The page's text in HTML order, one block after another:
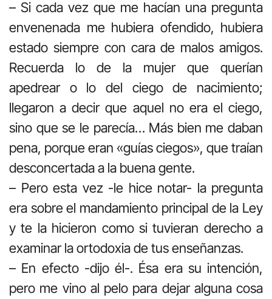
– Si cada vez que me hacían una pregunta
envenenada me hubiera ofendido, hubiera
estado siempre con cara de malos amigos.
Recuerda lo de la mujer que querían
apedrear o lo del ciego de nacimiento;
llegaron a decir que aquel no era el ciego,
sino que se le parecía… Más bien me daban
pena, porque eran «guías ciegos», que traían
desconcertada a la buena gente.
– Pero esta vez -le hice notar- la pregunta
era sobre el mandamiento principal de la Ley
y te la hicieron como si tuvieran derecho a
examinar la ortodoxia de tus enseñanzas.
– En efecto -dijo él-. Ésa era su intención,
pero me vino al pelo para dejar alguna cosa